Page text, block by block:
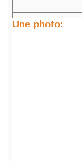
Taille du véhicule
Une photo: